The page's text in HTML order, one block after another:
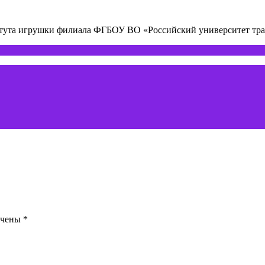
игрушки филиала ФГБОУ ВО «Российский университет
*